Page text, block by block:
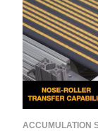
ACCUMULATION